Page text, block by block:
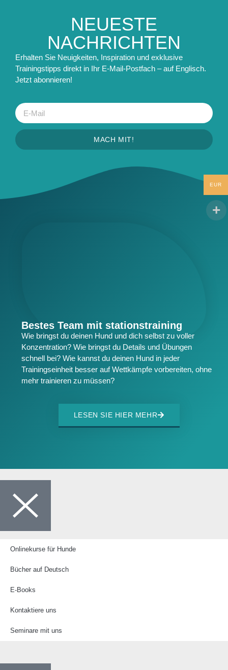
NEUESTE
NACHRICHTEN
Erhalten Sie Neuigkeiten, Inspiration und exklusive
Trainingstipps direkt in Ihr E-Mail-Postfach – auf Englisch.
Jetzt abonnieren!
MACH MIT!
Bestes Team mit stationstraining​
Wie bringst du deinen Hund und dich selbst zu voller
Konzentration? Wie bringst du Details und Übungen
schnell bei? Wie kannst du deinen Hund in jeder
Trainingseinheit besser auf Wettkämpfe vorbereiten, ohne
mehr trainieren zu müssen?
LESEN SIE HIER MEHR
EUR
Onlinekurse für Hunde
Bücher auf Deutsch
E-Books
Kontaktiere uns
Seminare mit uns